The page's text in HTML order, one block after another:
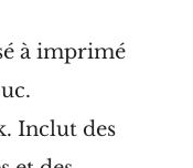
à imprimé
Inclut des